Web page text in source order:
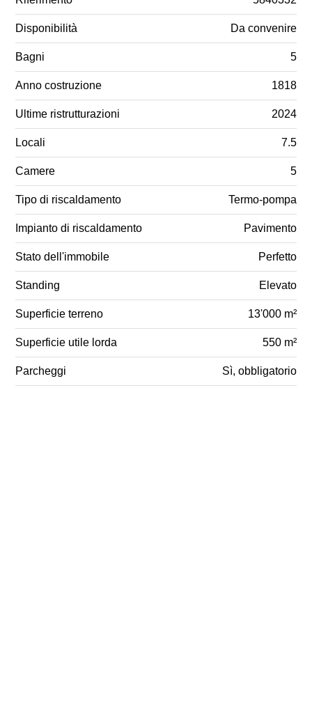
Disponibilità Da convenire
Bagni 5
Anno costruzione 1818
Ultime ristrutturazioni 2024
Locali 7.5
Camere 5
Tipo di riscaldamento Termo-pompa
Impianto di riscaldamento Pavimento
Stato dell'immobile Perfetto
Standing Elevato
Superficie terreno 13'000 m²
Superficie utile lorda 550 m²
Parcheggi Sì, obbligatorio